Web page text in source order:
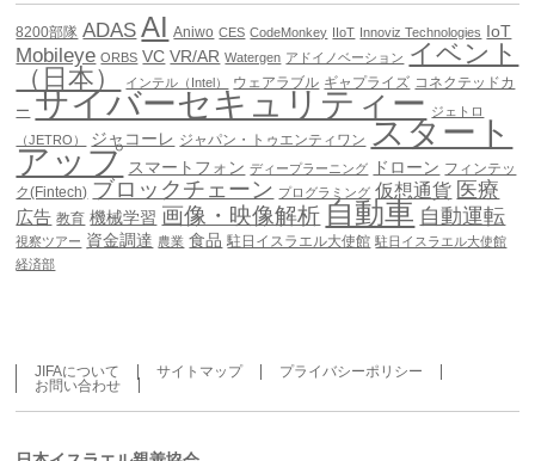
8200部隊 ADAS AI Aniwo CES CodeMonkey IIoT Innoviz Technologies IoT
Mobileye ORBS VC VR/AR Watergen アドイノベーション イベント
（日本）
インテル（Intel） ウェアラブル ギャプライズ コネクテッドカ
ー サイバーセキュリティー ジェトロ
（JETRO）
ジャコーレ ジャパン・トゥエンティワン スタート
アップ スマートフォン ディープラーニング ドローン フィンテッ
ク(Fintech) ブロックチェーン プログラミング 仮想通貨 医療
広告 教育 機械学習 画像・映像解析 自動車 自動運転
視察ツアー 資金調達 農業 食品 駐日イスラエル大使館 駐日イスラエル大使館
経済部
JIFAについて サイトマップ
プライバシーポリシー
お問い合わせ